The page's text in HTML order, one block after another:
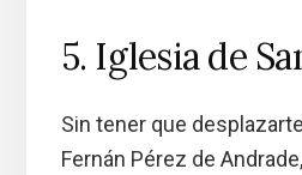
5. Iglesia de
Sin tener que
Fernán Pérez de